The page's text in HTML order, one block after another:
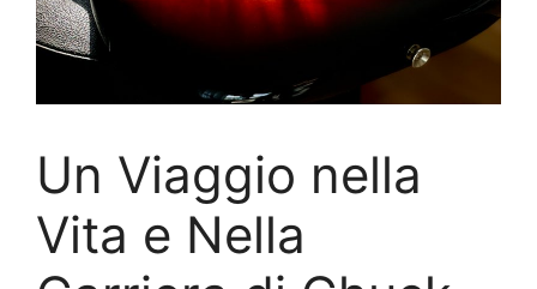
Un Viaggio nella
Vita e Nella